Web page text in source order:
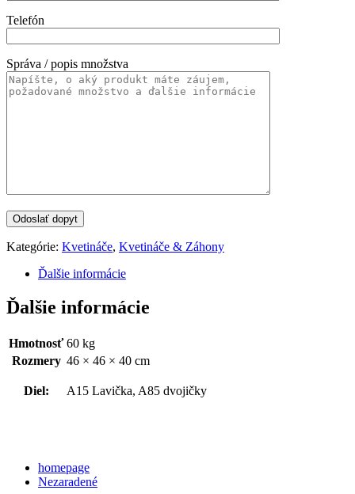
Telefón
Správa / popis množstva
Kategórie: Kvetináče, Kvetináče & Záhony
Ďalšie informácie
Ďalšie informácie
Hmotnosť 60 kg
Rozmery 46 × 46 × 40 cm
Diel: A15 Lavička, A85 dvojičky
homepage
Nezaradené